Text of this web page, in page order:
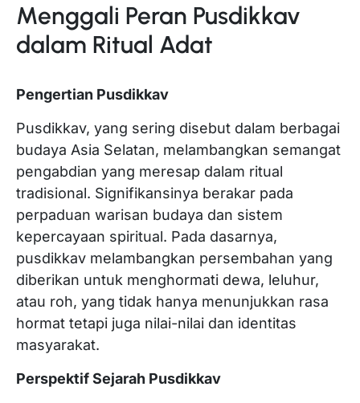
Menggali Peran Pusdikkav
dalam Ritual Adat
Pengertian Pusdikkav
Pusdikkav, yang sering disebut dalam berbagai
budaya Asia Selatan, melambangkan semangat
pengabdian yang meresap dalam ritual
tradisional. Signifikansinya berakar pada
perpaduan warisan budaya dan sistem
kepercayaan spiritual. Pada dasarnya,
pusdikkav melambangkan persembahan yang
diberikan untuk menghormati dewa, leluhur,
atau roh, yang tidak hanya menunjukkan rasa
hormat tetapi juga nilai-nilai dan identitas
masyarakat.
Perspektif Sejarah Pusdikkav